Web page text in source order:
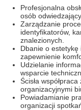
Profesjonalna
osób
Zarządzanie
identyfikatorów,
znalezionych.
Dbanie o
zapewnienie
Udzielanie
wsparcie
Ścisła
organizacyjnymi
Powiadamianie
organizacji